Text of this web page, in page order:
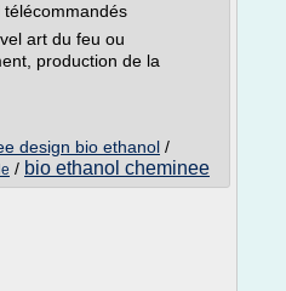
art du feu ou
production de la
design bio ethanol /
/ bio ethanol cheminee